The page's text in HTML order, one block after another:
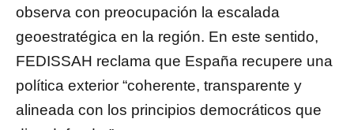
observa con preocupación la escalada
geoestratégica en la región. En este sentido,
FEDISSAH reclama que España recupere una
política exterior “coherente, transparente y
alineada con los principios democráticos que